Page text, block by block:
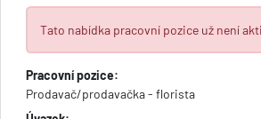
Tato nabídka pracovní pozice už není
Pracovní pozice:
Prodavač/prodavačka - florista